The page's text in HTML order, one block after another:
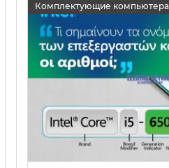
Комплектующие компьютера